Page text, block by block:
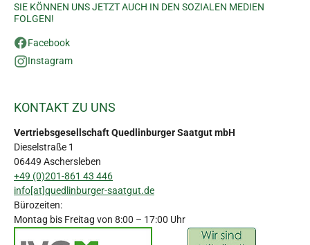
SIE KÖNNEN UNS JETZT AUCH IN DEN SOZIALEN MEDIEN
FOLGEN!
Facebook
Instagram
KONTAKT ZU UNS
Vertriebsgesellschaft Quedlinburger Saatgut mbH
Dieselstraße 1
06449 Aschersleben
+49 (0)201-861 43 446
info[at]quedlinburger-saatgut.de
Bürozeiten:
Montag bis Freitag von 8:00 – 17:00 Uhr